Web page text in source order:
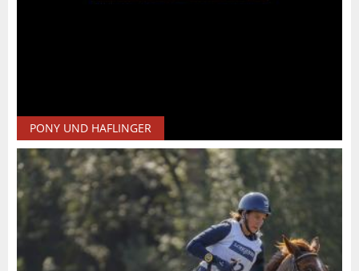
PONY UND HAFLINGER